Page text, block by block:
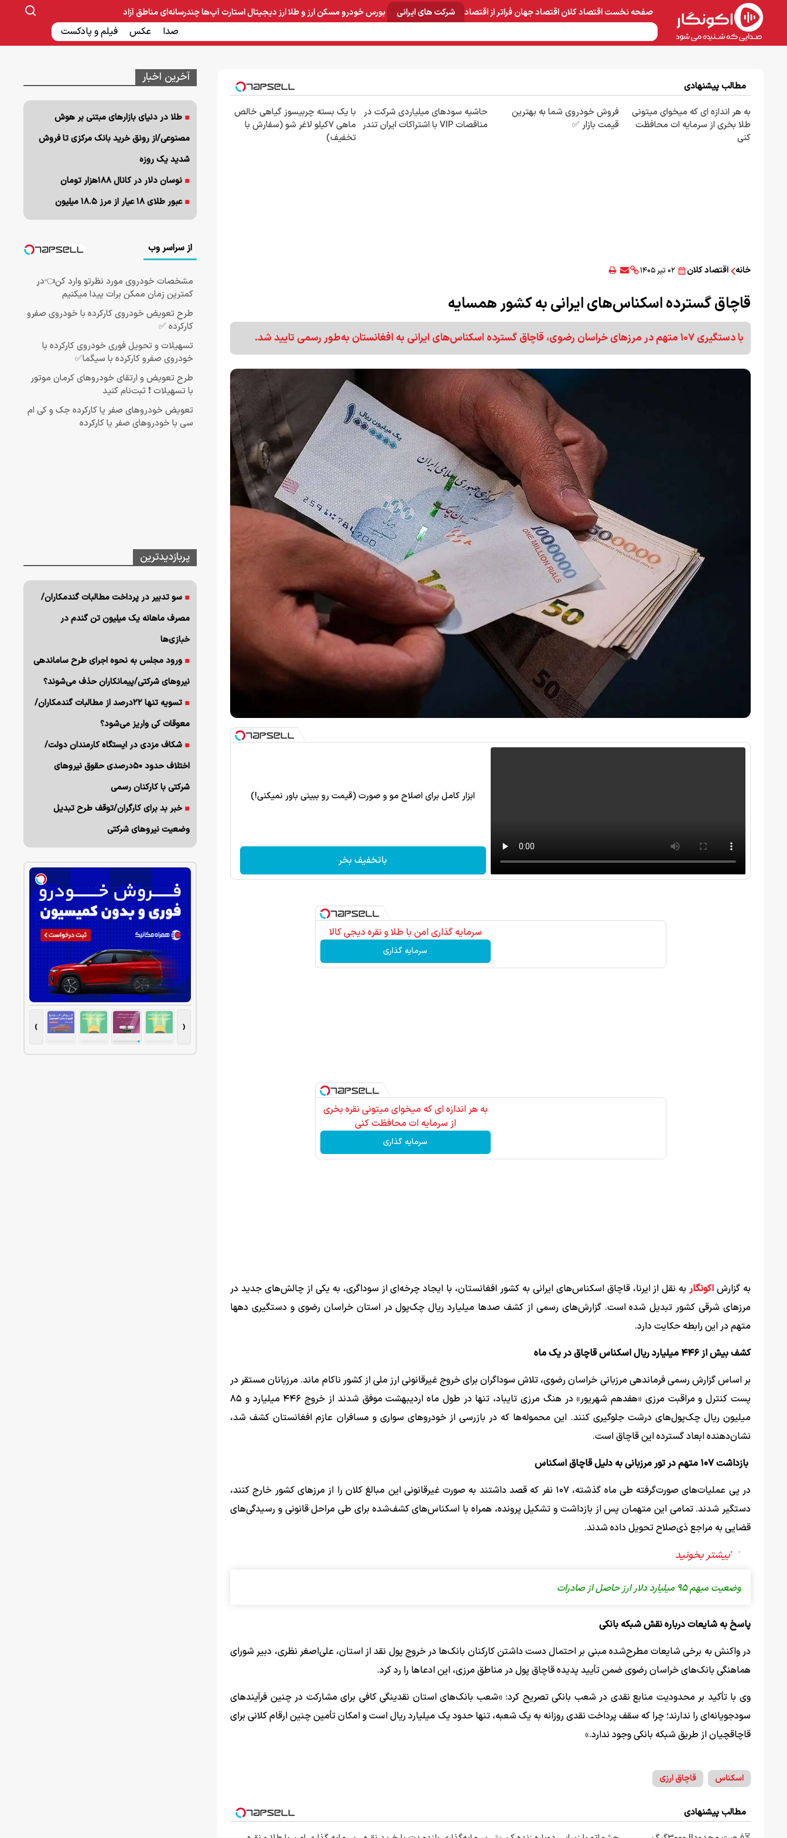
صفحه نخستاقتصاد کلاناقتصاد جهانفراتر از اقتصاد شرکت های ایرانی
صنایع غذایی و دارویی ساخت و ساز بانک و بیمه
بورسخودرومسکنارز و طلاارز دیجیتالاستارت آپ‌هاچندرسانه‌ای
صدا عکس فیلم و پادکست
مناطق آزاد
مطالب پیشنهادی
به هر اندازه ای که میخوای میتونی
طلا بخری از سرمایه ات محافظت
کنی
فروش خودروی شما به بهترین
قیمت بازار ✅
حاشیه سودهای میلیاردی شرکت در
مناقصات VIP با اشتراکات ایران تندر
با یک بسته چربیسوز گیاهی خالص
ماهی 7کیلو لاغر شو (سفارش با
تخفیف)
خانه اقتصاد کلان ۰۲ تیر ۱۴۰۵
قاچاق گسترده اسکناس‌های ایرانی به کشور همسایه
با دستگیری ۱۰۷ متهم در مرزهای خراسان رضوی، قاچاق گسترده اسکناس‌های ایرانی به افغانستان به‌طور رسمی تایید شد.
ابزار کامل برای اصلاح مو و صورت (قیمت رو ببینی باور نمیکنی!)
باتخفیف بخر
سرمایه گذاری امن با طلا و نقره دیجی کالا
سرمایه گذاری
به هر اندازه ای که میخوای میتونی نقره بخری
از سرمایه ات محافظت کنی
سرمایه گذاری
به گزارش اکونگار به نقل از ایرنا، قاچاق اسکناس‌های ایرانی به کشور افغانستان، با ایجاد چرخه‌ای از سوداگری، به یکی از چالش‌های جدید در
مرز‌های شرقی کشور تبدیل شده است. گزارش‌های رسمی از کشف صد‌ها میلیارد ریال چک‌پول در استان خراسان رضوی و دستگیری ده‎ها
متهم در این رابطه حکایت دارد.
کشف بیش از ۴۴۶ میلیارد ریال اسکناس قاچاق در یک ماه
بر اساس گزارش رسمی فرماندهی مرزبانی خراسان رضوی، تلاش سوداگران برای خروج غیرقانونی ارز ملی از کشور ناکام ماند. مرزبانان مستقر در
پست کنترل و مراقبت مرزی «هفدهم شهریور» در هنگ مرزی تایباد، تنها در طول ماه اردیبهشت موفق شدند از خروج ۴۴۶ میلیارد و ۸۵
میلیون ریال چک‌پول‌های درشت جلوگیری کنند. این محموله‌ها که در بازرسی از خودرو‌های سواری و مسافران عازم افغانستان کشف شد،
نشان‌دهنده ابعاد گسترده این قاچاق است.
بازداشت ۱۰۷ متهم در تور مرزبانی به دلیل قاچاق اسکناس
در پی عملیات‌های صورت‌گرفته طی ماه گذشته، ۱۰۷ نفر که قصد داشتند به صورت غیرقانونی این مبالغ کلان را از مرز‌های کشور خارج کنند،
دستگیر شدند. تمامی این متهمان پس از بازداشت و تشکیل پرونده، همراه با اسکناس‌های کشف‌شده برای طی مراحل قانونی و رسیدگی‌های
قضایی به مراجع ذی‌صلاح تحویل داده شدند.
وضعیت مبهم ۹۵ میلیارد دلار ارز حاصل از صادرات
پاسخ به شایعات درباره نقش شبکه بانکی
در واکنش به برخی شایعات مطرح‌شده مبنی بر احتمال دست داشتن کارکنان بانک‌ها در خروج پول نقد از استان، علی‌اصغر نظری، دبیر شورای
هماهنگی بانک‌های خراسان رضوی ضمن تأیید پدیده قاچاق پول در مناطق مرزی، این ادعا‌ها را رد کرد.
وی با تأکید بر محدودیت منابع نقدی در شعب بانکی تصریح کرد: «شعب بانک‌های استان نقدینگی کافی برای مشارکت در چنین فرآیند‌های
سودجویانه‌ای را ندارند؛ چرا که سقف پرداخت نقدی روزانه به یک شعبه، تنها حدود یک میلیارد ریال است و امکان تأمین چنین ارقام کلانی برای
قاچاقچیان از طریق شبکه بانکی وجود ندارد.»
اسکناس قاچاق ارزی
مطالب پیشنهادی
آخرین اخبار
طلا در دنیای بازارهای مبتنی بر هوش
مصنوعی/از رونق خرید بانک مرکزی تا فروش
شدید یک روزه
نوسان دلار در کانال ۱۸۸هزار تومان
عبور طلای ۱۸ عیار از مرز ۱۸.۵ میلیون
از سراسر وب
مشخصات خودروی مورد نظرتو وارد کن👈در
کمترین زمان ممکن برات پیدا میکنیم
طرح تعویض خودروی کارکرده با خودروی صفرو
کارکرده ✅
تسهیلات و تحویل فوری خودروی کارکرده با
خودروی صفرو کارکرده با سیگما✅
طرح تعویض و ارتقای خودروهای کرمان موتور
با تسهیلات ❗ ثبت‌نام کنید
تعویض خودروهای صفر یا کارکرده جک و کی ام
سی با خودروهای صفر یا کارکرده
پربازدیدترین
سو تدبیر در پرداخت مطالبات گندمکاران/
مصرف ماهانه یک میلیون تن گندم در
خبازی‌ها
ورود مجلس به نحوه اجرای طرح ساماندهی
نیروهای شرکتی/پیمانکاران حذف می‌شوند؟
تسویه تنها ۲۲درصد از مطالبات گندمکاران/
معوقات کی واریز می‌شود؟
شکاف مزدی در ایستگاه کارمندان دولت/
اختلاف حدود ۵۰درصدی حقوق نیروهای
شرکتی با کارکنان رسمی
خبر بد برای کارگران/توقف طرح تبدیل
وضعیت نیروهای شرکتی
‹
›